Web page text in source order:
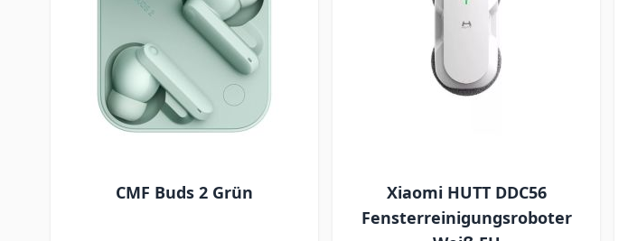
CMF Buds 2 Grün
Xiaomi HUTT DDC56
Fensterreinigungsroboter